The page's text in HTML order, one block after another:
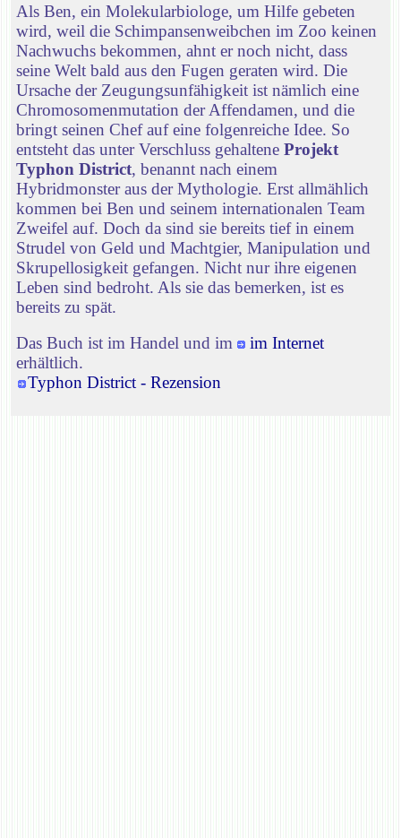
Als Ben, ein Molekularbiologe, um Hilfe gebeten
wird, weil die Schimpansenweibchen im Zoo keinen
Nachwuchs bekommen, ahnt er noch nicht, dass
seine Welt bald aus den Fugen geraten wird. Die
Ursache der Zeugungsunfähigkeit ist nämlich eine
Chromosomenmutation der Affendamen, und die
bringt seinen Chef auf eine folgenreiche Idee. So
entsteht das unter Verschluss gehaltene Projekt
Typhon District, benannt nach einem
Hybridmonster aus der Mythologie. Erst allmählich
kommen bei Ben und seinem internationalen Team
Zweifel auf. Doch da sind sie bereits tief in einem
Strudel von Geld und Machtgier, Manipulation und
Skrupellosigkeit gefangen. Nicht nur ihre eigenen
Leben sind bedroht. Als sie das bemerken, ist es
bereits zu spät.
Das Buch ist im Handel und im
im Internet
erhältlich.
Typhon District - Rezension